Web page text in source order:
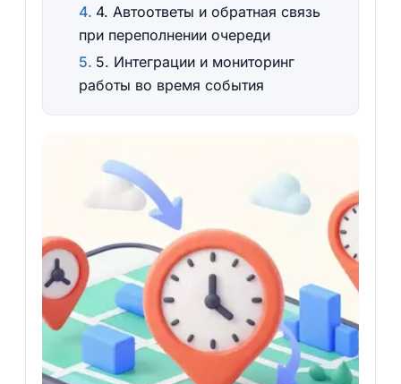
4. Автоответы и обратная связь
при переполнении очереди
5. Интеграции и мониторинг
работы во время события